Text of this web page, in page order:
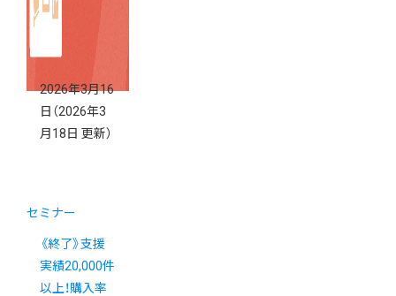
2026年3月16
日 （2026年3
月18日 更新）
セミナー
《終了》支援
実績20,000件
以上！購入率